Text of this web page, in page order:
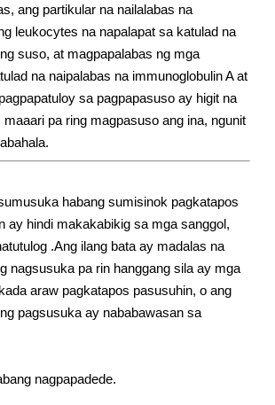
ang partikular na nailalabas na
leukocytes na napalapat sa katulad na
suso, at magpapalabas ng mga
na naipalabas na immunoglobulin A at
sa pagpapasuso ay higit na
pa ring magpasuso ang ina, ngunit
habang sumisinok pagkatapos
ay hindi makakabikig sa mga sanggol,
.Ang ilang bata ay madalas na
nagsusuka pa rin hanggang sila ay mga
araw pagkatapos pasusuhin, o ang
pagsusuka ay nababawasan sa
nagpapadede.